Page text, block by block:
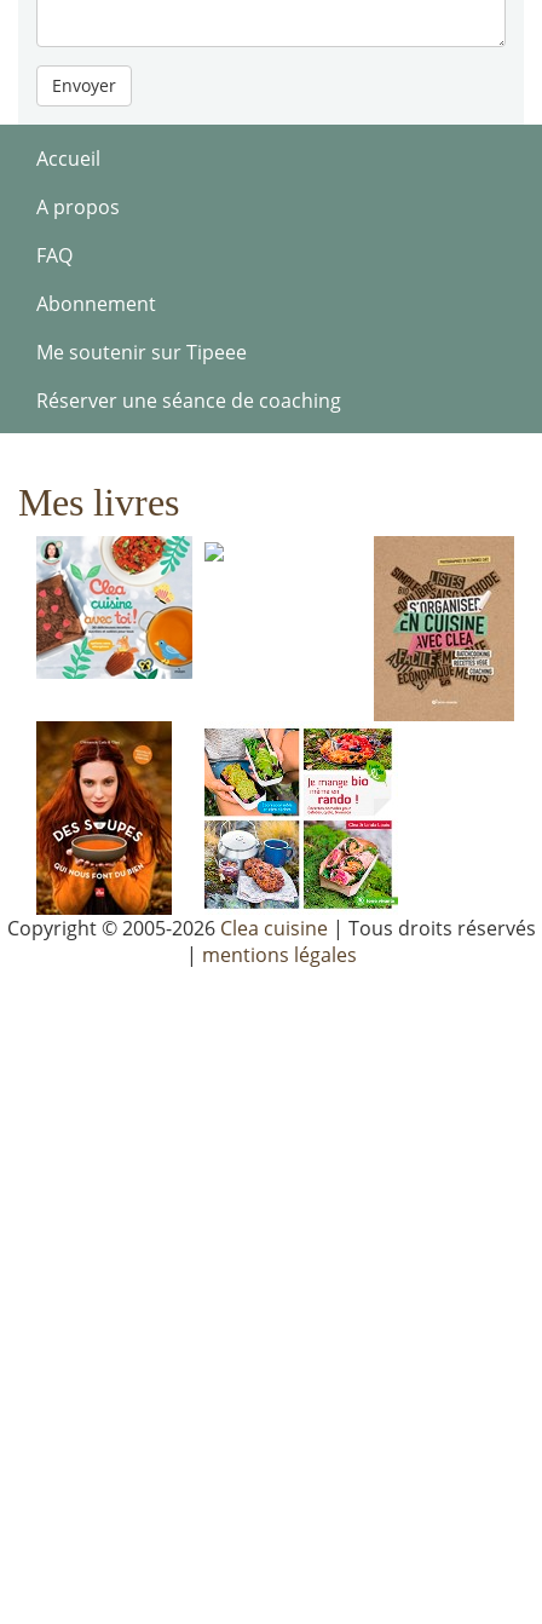
Envoyer
Accueil
A propos
FAQ
Abonnement
Me soutenir sur Tipeee
Réserver une séance de coaching
Mes livres
Copyright © 2005-2026 Clea cuisine| Tous droits réservés
| mentions légales